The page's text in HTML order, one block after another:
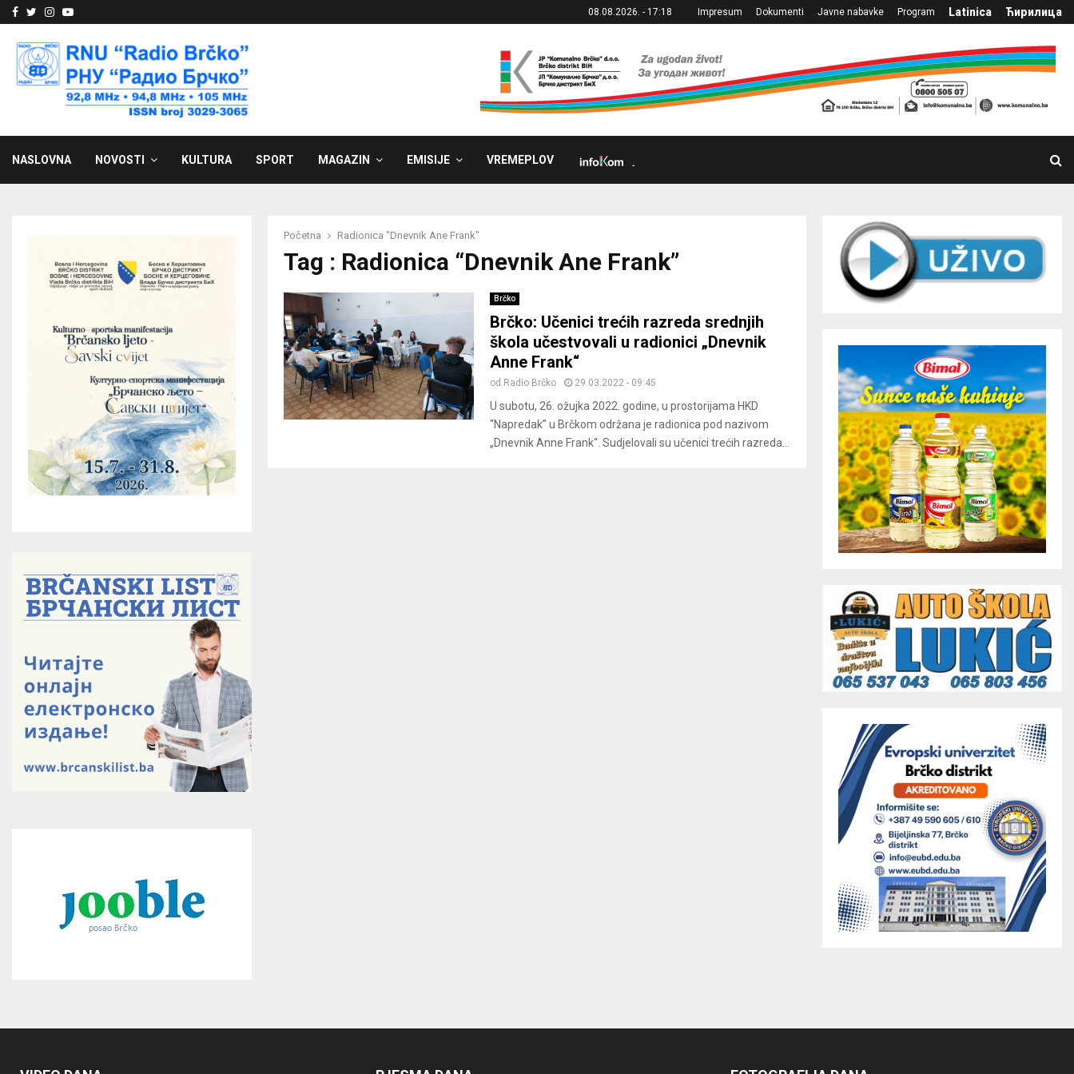
Facebook
Twitter
Instagram
Youtube 08.08.2026. - 17:18 Impresum Dokumenti Javne nabavke Program Latinica Ћирилица
NASLOVNA NOVOSTI KULTURA SPORT MAGAZIN EMISIJE VREMEPLOV
Početna Radionica "Dnevnik Ane Frank"
Tag : Radionica “Dnevnik Ane Frank”
Brčko
Brčko: Učenici trećih razreda srednjih
škola učestvovali u radionici „Dnevnik
Anne Frank“
od Radio Brčko 29.03.2022 - 09:45
U subotu, 26. ožujka 2022. godine, u prostorijama HKD
“Napredak” u Brčkom održana je radionica pod nazivom
„Dnevnik Anne Frank“. Sudjelovali su učenici trećih razreda...